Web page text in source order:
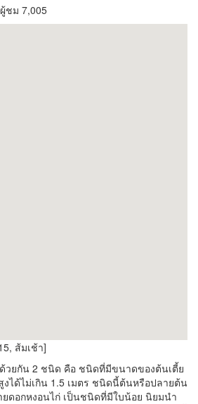
ชม 7,005
ส้มเช้า]
กัน 2 ชนิด คือ ชนิดที่มีขนาดของต้นเตี้ย
ได้ไม่เกิน 1.5 เมตร ชนิดนี้ต้นหรือปลายต้น
ดอกหงอนไก่ เป็นชนิดที่มีใบน้อย นิยมนำ